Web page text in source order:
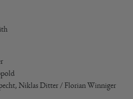
Niklas Ditter / Florian Winniger